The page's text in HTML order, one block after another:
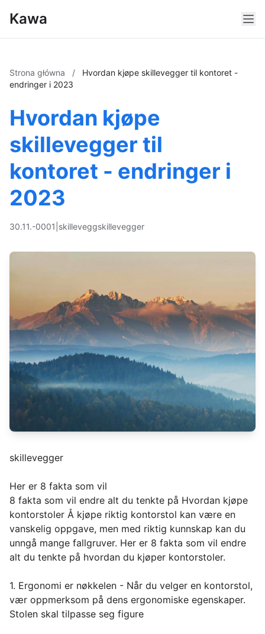
Kawa
Strona główna /
Hvordan kjøpe skillevegger til kontoret -
endringer i 2023
Hvordan kjøpe
skillevegger til
kontoret - endringer i
2023
30.11.-0001 skilleveggskillevegger
skillevegger
Her er 8 fakta som vil
8 fakta som vil endre alt du tenkte på Hvordan kjøpe
kontorstoler Å kjøpe riktig kontorstol kan være en
vanskelig oppgave, men med riktig kunnskap kan du
unngå mange fallgruver. Her er 8 fakta som vil endre
alt du tenkte på hvordan du kjøper kontorstoler.
1. Ergonomi er nøkkelen - Når du velger en kontorstol,
vær oppmerksom på dens ergonomiske egenskaper.
Stolen skal tilpasse seg figure